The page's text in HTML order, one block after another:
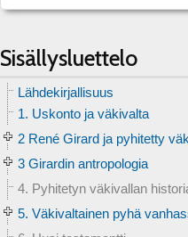
Sisällysluettelo
Lähdekirjallisuus
1. Uskonto ja väkivalta
2 René Girard ja pyhitetty
3 Girardin antropologia
4. Pyhitetyn väkivallan
5. Väkivaltainen pyhä